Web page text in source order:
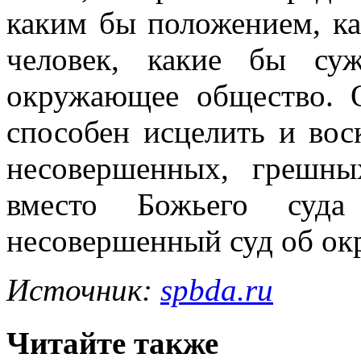
каким бы положением,
человек, какие бы
окружающее общество.
способен исцелить и
несовершенных,
вместо Божьего
несовершенный суд об
Источник: spbda.ru
Читайте также